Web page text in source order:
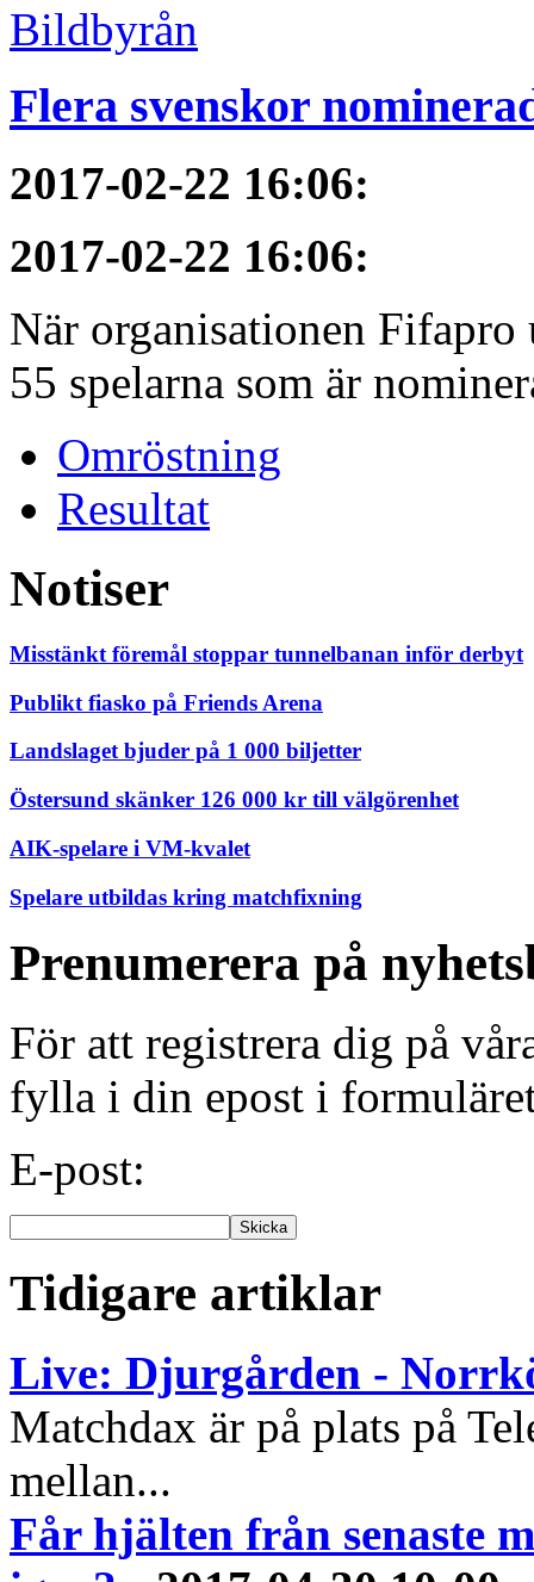
Flera svenskor
2017-02-22 16:06:
2017-02-22 16:06:
När organisationen Fifapro
55 spelarna som är
Omröstning
Resultat
Notiser
Misstänkt föremål stoppar tunnelbanan inför derbyt
Publikt fiasko på Friends Arena
Landslaget bjuder på 1 000 biljetter
Östersund skänker 126 000 kr till välgörenhet
AIK-spelare i VM-kvalet
Spelare utbildas kring matchfixning
Prenumerera på
För att registrera dig på
fylla i din epost i
E-post:
Tidigare artiklar
Live: Djurgården -
Matchdax är på plats på
mellan...
Får hjälten från senaste